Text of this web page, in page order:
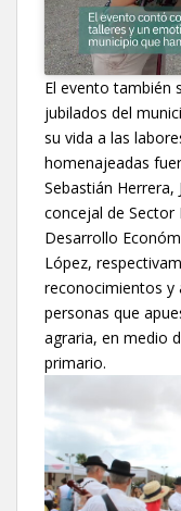
El evento también
jubilados del
su vida a las
homenajeadas
Sebastián Herrera,
concejal de Sector
Desarrollo
López,
reconocimientos y
personas que
agraria, en medio
primario.